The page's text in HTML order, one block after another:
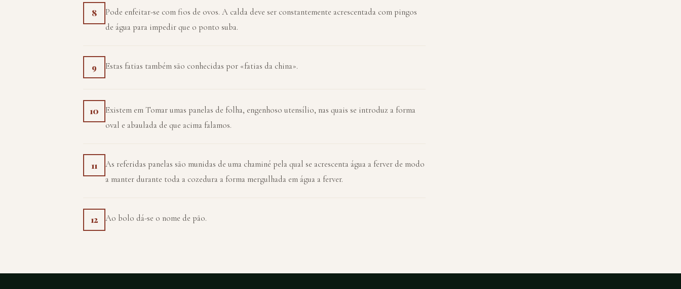
8
Pode enfeitar-se com fios de ovos. A calda deve ser constantemente acrescentada com pingos
de água para impedir que o ponto suba.
9 Estas fatias também são conhecidas por «fatias da china».
10
Existem em Tomar umas panelas de folha, engenhoso utensílio, nas quais se introduz a forma
oval e abaulada de que acima falamos.
11
As referidas panelas são munidas de uma chaminé pela qual se acrescenta água a ferver de modo
a manter durante toda a cozedura a forma mergulhada em água a ferver.
12 Ao bolo dá-se o nome de pão.